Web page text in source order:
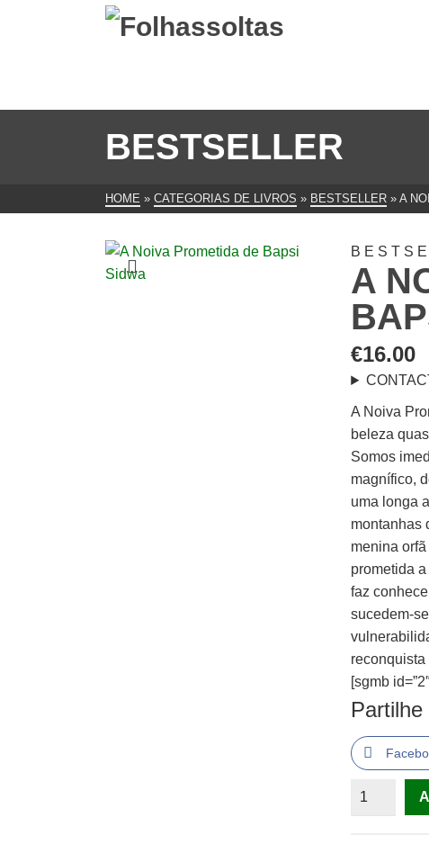
BESTSELLER
HOME » CATEGORIAS DE LIVROS » BESTSELLER » A
A
€16.00
A Noiva
beleza
Somos
magnífico,
uma longa
montanhas
menina
prometida
faz
sucedem-
[sgmb
Partilhe
Quantidade